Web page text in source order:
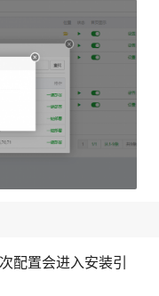
配置会进入安装引